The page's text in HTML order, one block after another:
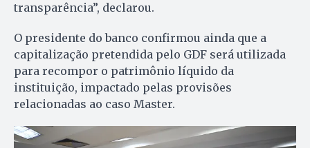
transparência”, declarou.
O presidente do banco confirmou ainda que a
capitalização pretendida pelo GDF será utilizada
para recompor o patrimônio líquido da
instituição, impactado pelas provisões
relacionadas ao caso Master.